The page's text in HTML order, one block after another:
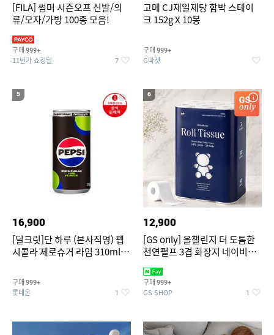
[FILA] 썸머 시즌오프 신발/의
류/모자/가방 100종 모음!
구매 999+
11번가 쇼킹딜 7
고메 CJ제일제당 함박 스테이
크 152g X 10봉
구매 999+
G마켓
5
16,900
[딜크릿]단 하루 (본사직영) 펩
시콜라 제로슈거 라임 310ml
구매 999+
롯데온 1
6
12,900
[GS only] 올챌린지 더 도톰한
천연펄프 3겹 화장지 네이비
구매 999+
GS SHOP 1